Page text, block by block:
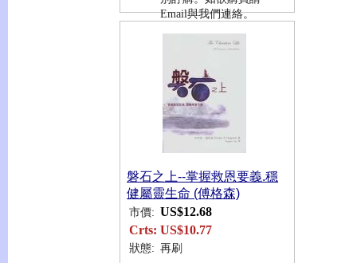
Email與我們連絡。
磐石之上--掌握救恩要義.穩
健屬靈生命 (傅格森)
市價: US$12.68
Crts: US$10.77
狀態: 再刷